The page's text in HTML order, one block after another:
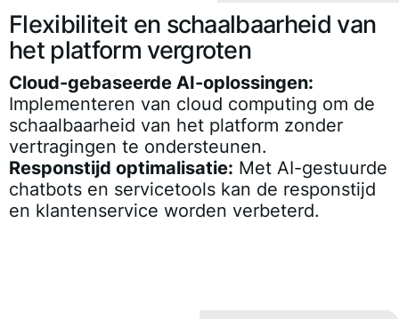
Flexibiliteit en schaalbaarheid van
het platform vergroten
Cloud-gebaseerde AI-oplossingen:
Implementeren van cloud computing om de
schaalbaarheid van het platform zonder
vertragingen te ondersteunen.
Responstijd optimalisatie: Met AI-gestuurde
chatbots en servicetools kan de responstijd
en klantenservice worden verbeterd.